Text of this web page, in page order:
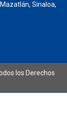
Sinaloa,
los Derechos